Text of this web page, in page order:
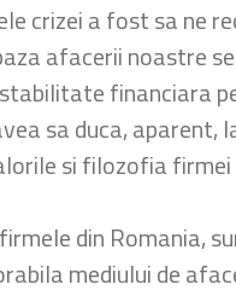
crizei a fost sa ne
afacerii noastre
financiara
sa duca, aparent,
si filozofia
din Romania,
mediului de